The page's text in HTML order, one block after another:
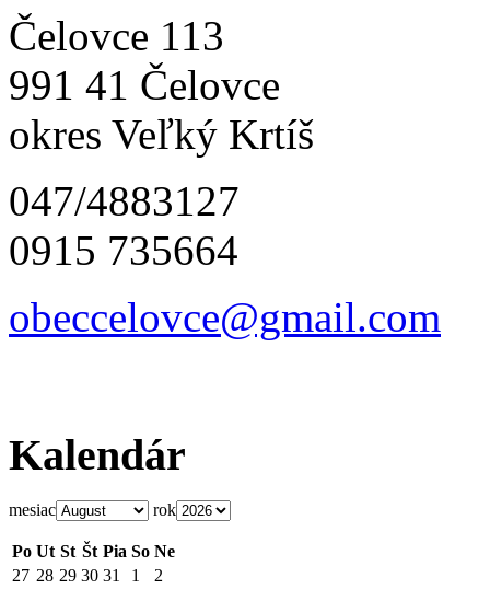
Čelovce 113
991 41 Čelovce
okres Veľký Krtíš
047/4883127
0915 735664
obeccelovce@gmail.com
Kalendár
mesiac rok
Po Ut St Št Pia So Ne
27 28 29 30 31 1
2